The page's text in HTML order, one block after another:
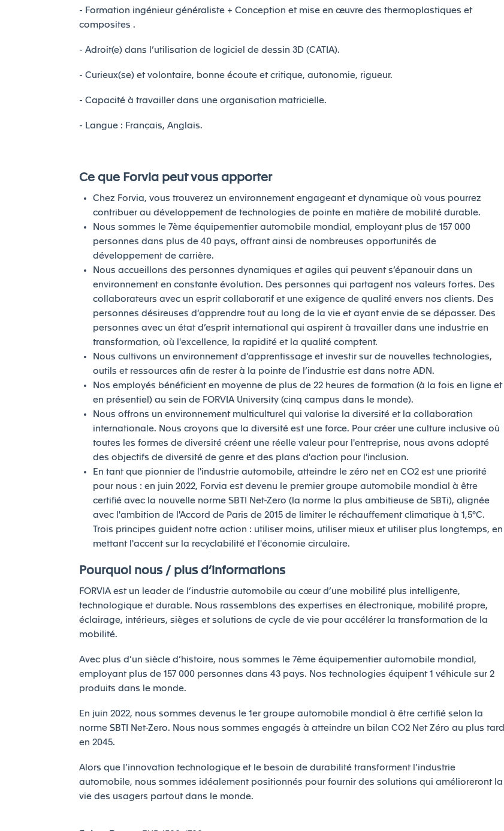
- Formation ingénieur généraliste + Conception et mise en œuvre des thermoplastiques et
composites .
- Adroit(e) dans l’utilisation de logiciel de dessin 3D (CATIA).
- Curieux(se) et volontaire, bonne écoute et critique, autonomie, rigueur.
- Capacité à travailler dans une organisation matricielle.
- Langue : Français, Anglais.
Ce que Forvia peut vous apporter
Chez Forvia, vous trouverez un environnement engageant et dynamique où vous pourrez
contribuer au développement de technologies de pointe en matière de mobilité durable.
Nous sommes le 7ème équipementier automobile mondial, employant plus de 157 000
personnes dans plus de 40 pays, offrant ainsi de nombreuses opportunités de
développement de carrière.
Nous accueillons des personnes dynamiques et agiles qui peuvent s’épanouir dans un
environnement en constante évolution. Des personnes qui partagent nos valeurs fortes. Des
collaborateurs avec un esprit collaboratif et une exigence de qualité envers nos clients. Des
personnes désireuses d’apprendre tout au long de la vie et ayant envie de se dépasser. Des
personnes avec un état d’esprit international qui aspirent à travailler dans une industrie en
transformation, où l'excellence, la rapidité et la qualité comptent.
Nous cultivons un environnement d'apprentissage et investir sur de nouvelles technologies,
outils et ressources afin de rester à la pointe de l’industrie est dans notre ADN.
Nos employés bénéficient en moyenne de plus de 22 heures de formation (à la fois en ligne et
en présentiel) au sein de FORVIA University (cinq campus dans le monde).
Nous offrons un environnement multiculturel qui valorise la diversité et la collaboration
internationale. Nous croyons que la diversité est une force. Pour créer une culture inclusive où
toutes les formes de diversité créent une réelle valeur pour l'entreprise, nous avons adopté
des objectifs de diversité de genre et des plans d'action pour l'inclusion.
En tant que pionnier de l'industrie automobile, atteindre le zéro net en CO2 est une priorité
pour nous : en juin 2022, Forvia est devenu le premier groupe automobile mondial à être
certifié avec la nouvelle norme SBTI Net-Zero (la norme la plus ambitieuse de SBTi), alignée
avec l'ambition de l'Accord de Paris de 2015 de limiter le réchauffement climatique à 1,5°C.
Trois principes guident notre action : utiliser moins, utiliser mieux et utiliser plus longtemps, en
mettant l'accent sur la recyclabilité et l'économie circulaire.
Pourquoi nous / plus d’informations
FORVIA est un leader de l’industrie automobile au cœur d’une mobilité plus intelligente,
technologique et durable. Nous rassemblons des expertises en électronique, mobilité propre,
éclairage, intérieurs, sièges et solutions de cycle de vie pour accélérer la transformation de la
mobilité.
Avec plus d’un siècle d’histoire, nous sommes le 7ème équipementier automobile mondial,
employant plus de 157 000 personnes dans 43 pays. Nos technologies équipent 1 véhicule sur 2
produits dans le monde.
En juin 2022, nous sommes devenus le 1er groupe automobile mondial à être certifié selon la
norme SBTI Net-Zero. Nous nous sommes engagés à atteindre un bilan CO2 Net Zéro au plus tard
en 2045.
Alors que l’innovation technologique et le besoin de durabilité transforment l’industrie
automobile, nous sommes idéalement positionnés pour fournir des solutions qui amélioreront la
vie des usagers partout dans le monde.